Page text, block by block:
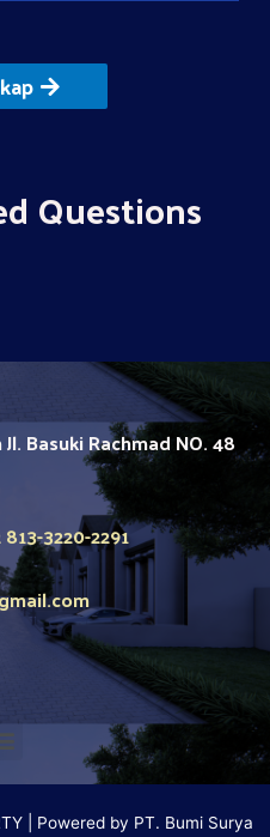
Questions
Basuki Rachmad NO. 48
813-3220-2291
| Powered by PT. Bumi Surya